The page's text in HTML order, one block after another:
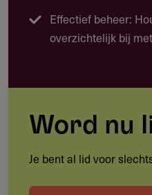
praktijk en beleid
ontwikkelde kennis
bijeenkomsten
Monitoring, evaluatie en
Effectief beheer:
overzichtelijk bij
Word nu
Je bent al lid voor